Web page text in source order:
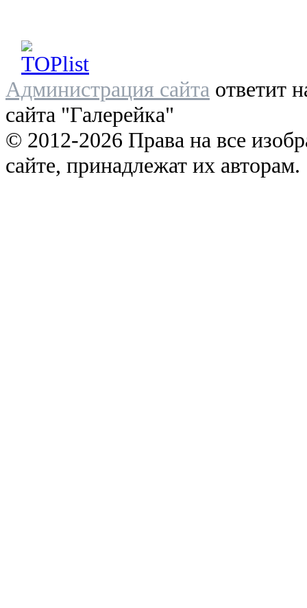
Администрация сайта ответит
сайта "Галерейка"
© 2012-2026 Права на все
сайте, принадлежат их авторам.